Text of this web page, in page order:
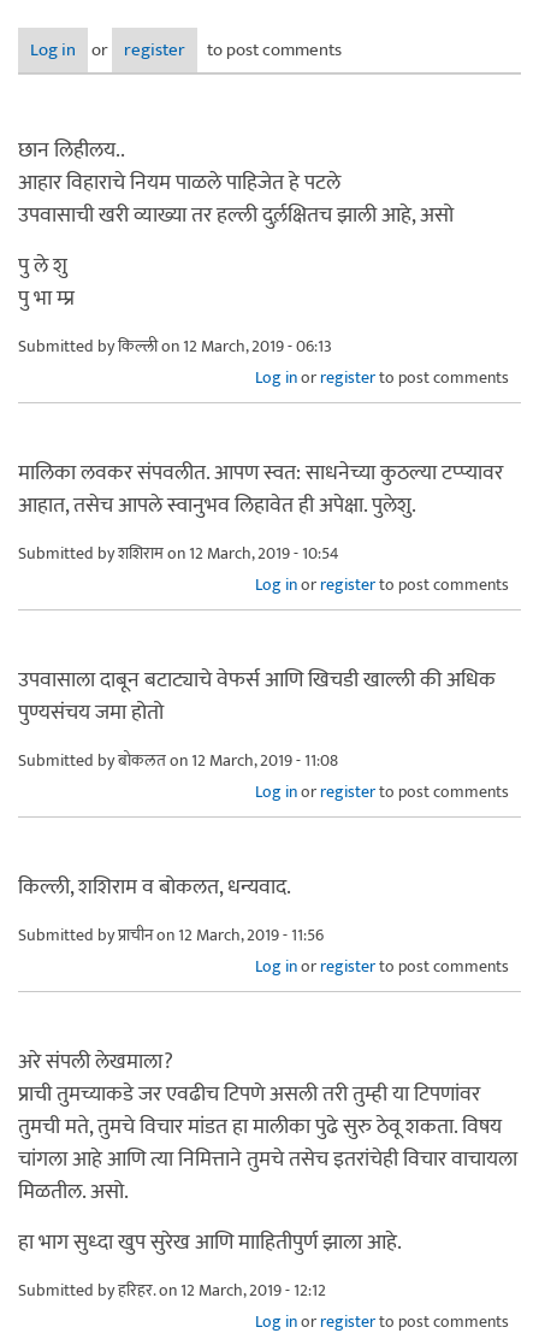
Log in or register to post comments
छान लिहीलय..
आहार विहाराचे नियम पाळले पाहिजेत हे पटले
उपवासाची खरी व्याख्या तर हल्ली दुर्ल़क्षितच झाली आहे, असो
पु ले शु
पु भा म्प्र
Submitted byकिल्लीon 12 March, 2019 - 06:13
Log inorregisterto post comments
मालिका लवकर संपवलीत. आपण स्वत: साधनेच्या कुठल्या टप्प्यावर
आहात, तसेच आपले स्वानुभव लिहावेत ही अपेक्षा. पुलेशु.
Submitted byशशिरामon 12 March, 2019 - 10:54
Log inorregisterto post comments
उपवासाला दाबून बटाट्याचे वेफर्स आणि खिचडी खाल्ली की अधिक
पुण्यसंचय जमा होतो
Submitted byबोकलतon 12 March, 2019 - 11:08
Log inorregisterto post comments
किल्ली, शशिराम व बोकलत, धन्यवाद.
Submitted byप्राचीनon 12 March, 2019 - 11:56
Log inorregisterto post comments
अरे संपली लेखमाला?
प्राची तुमच्याकडे जर एवढीच टिपणे असली तरी तुम्ही या टिपणांवर
तुमची मते, तुमचे विचार मांडत हा मालीका पुढे सुरु ठेवू शकता. विषय
चांगला आहे आणि त्या निमित्ताने तुमचे तसेच इतरांचेही विचार वाचायला
मिळतील. असो.
हा भाग सुध्दा खुप सुरेख आणि मााहितीपुर्ण झाला आहे.
Submitted byहरिहर.on 12 March, 2019 - 12:12
Log inorregisterto post comments